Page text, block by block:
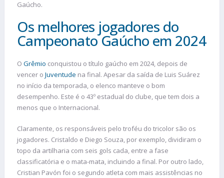
Gaúcho.
Os melhores jogadores do
Campeonato Gaúcho em 2024
O Grêmio conquistou o título gaúcho em 2024, depois de
vencer o Juventude na final. Apesar da saída de Luis Suárez
no início da temporada, o elenco manteve o bom
desempenho. Este é o 43º estadual do clube, que tem dois a
menos que o Internacional.
Claramente, os responsáveis pelo troféu do tricolor são os
jogadores. Cristaldo e Diego Souza, por exemplo, dividiram o
topo da artilharia com seis gols cada, entre a fase
classificatória e o mata-mata, incluindo a final. Por outro lado,
Cristian Pavón foi o segundo atleta com mais assistências no